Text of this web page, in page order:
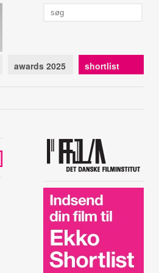
awards 2025 shortlist